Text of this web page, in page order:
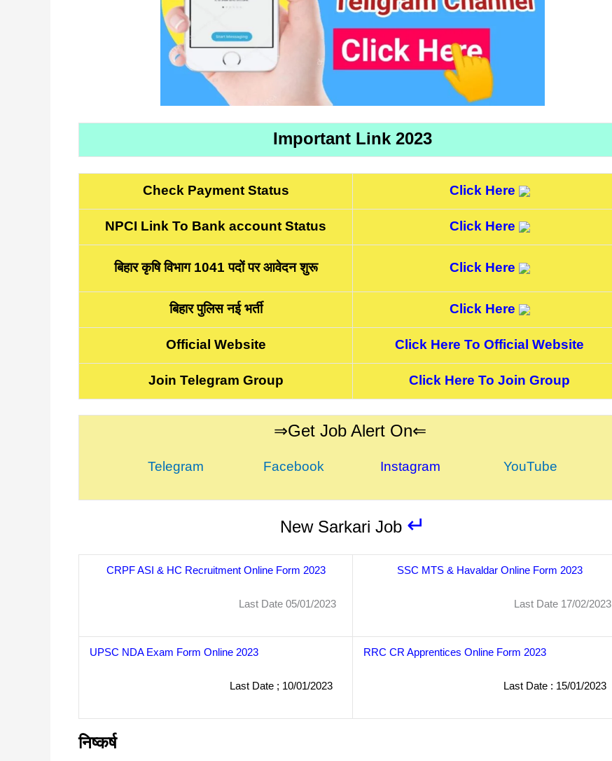
Important Link 2023
Check Payment Status Click Here
NPCI Link To Bank account Status Click Here
बिहार कृषि विभाग 1041 पदों पर आवेदन शुरू Click Here
बिहार पुलिस नई भर्ती Click Here
Official Website Click Here To Official Website
Join Telegram Group Click Here To Join Group
⇒Get Job Alert On⇐
Telegram Facebook Instagram YouTube
New Sarkari Job ↵
CRPF ASI & HC Recruitment Online Form 2023
Last Date 05/01/2023
SSC MTS & Havaldar Online Form 2023
Last Date 17/02/2023
UPSC NDA Exam Form Online 2023
Last Date ; 10/01/2023
RRC CR Apprentices Online Form 2023
Last Date : 15/01/2023
निष्कर्ष